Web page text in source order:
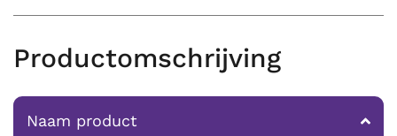
Productomschrijving
Naam product